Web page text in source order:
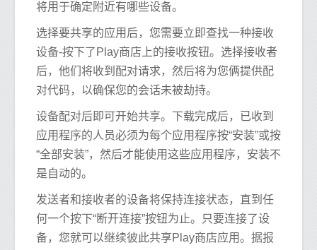
将用于确定附近有哪些设备。
选择要共享的应用后，您需要立即查找一种接收
设备-按下了Play商店上的接收按钮。选择接收者
后，他们将收到配对请求，然后将为您俩提供配
对代码，以确保您的会话未被劫持。
设备配对后即可开始共享。下载完成后，已收到
应用程序的人员必须为每个应用程序按“安装”或按
“全部安装”，然后才能使用这些应用程序，安装不
是自动的。
发送者和接收者的设备将保持连接状态，直到任
何一个按下“断开连接”按钮为止。只要连接了设
备，您就可以继续彼此共享Play商店应用。据报